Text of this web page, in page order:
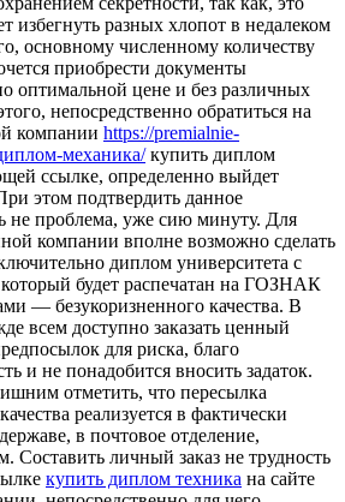
избегнуть разных хлопот в недалеком
основному численному количеству
приобрести документы
оптимальной цене и без различных
непосредственно обратиться на
компании https://premialnie-
механика/купить диплом
ссылке, определенно выйдет
этом подтвердить данное
не проблема, уже сию минуту. Для
компании вполне возможно сделать
диплом университета с
будет распечатан на ГОЗНАК
— безукоризненного качества. В
всем доступно заказать ценный
для риска, благо
и не понадобится вносить задаток.
отметить, что пересылка
реализуется в фактически
в почтовое отделение,
Составить личный заказ не трудность
купить диплом техника на сайте